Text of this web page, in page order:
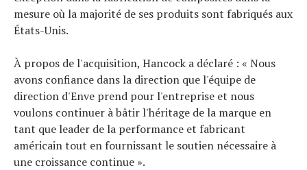
mesure où la majorité de ses produits sont fabriqués aux
États-Unis.
À propos de l'acquisition, Hancock a déclaré : « Nous
avons confiance dans la direction que l'équipe de
direction d'Enve prend pour l'entreprise et nous
voulons continuer à bâtir l'héritage de la marque en
tant que leader de la performance et fabricant
américain tout en fournissant le soutien nécessaire à
une croissance continue ».